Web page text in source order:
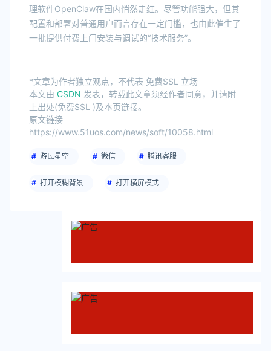
理软件OpenClaw在国内悄然走红。尽管功能强大，但其
配置和部署对普通用户而言存在一定门槛，也由此催生了
一批提供付费上门安装与调试的“技术服务”。
*文章为作者独立观点，不代表 免费SSL 立场
本文由 CSDN 发表，转载此文章须经作者同意，并请附
上出处(免费SSL )及本页链接。
原文链接
https://www.51uos.com/news/soft/10058.html
游民星空 微信 腾讯客服
打开模糊背景 打开横屏模式